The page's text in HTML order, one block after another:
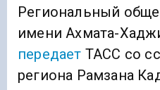
Региональный
имени Ахмата-
передает ТАСС со
региона Рамзана